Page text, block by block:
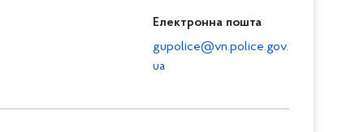
Електронна пошта
gupolice@vn.police.gov.
ua